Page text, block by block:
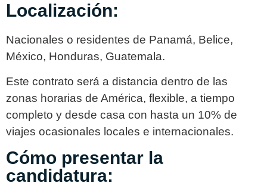
Localización:
Nacionales o residentes de Panamá, Belice,
México, Honduras, Guatemala.
Este contrato será a distancia dentro de las
zonas horarias de América, flexible, a tiempo
completo y desde casa con hasta un 10% de
viajes ocasionales locales e internacionales.
Cómo presentar la
candidatura: